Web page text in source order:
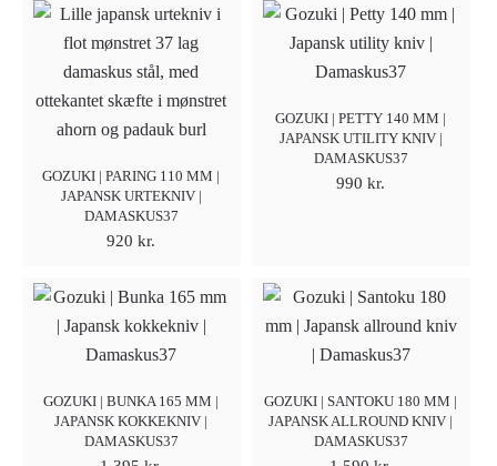
GOZUKI | PARING 110 MM |
JAPANSK URTEKNIV |
DAMASKUS37
920kr.
GOZUKI | PETTY 140 MM |
JAPANSK UTILITY KNIV |
DAMASKUS37
990kr.
GOZUKI | BUNKA 165 MM |
JAPANSK KOKKEKNIV |
DAMASKUS37
GOZUKI | SANTOKU 180 MM |
JAPANSK ALLROUND KNIV |
DAMASKUS37